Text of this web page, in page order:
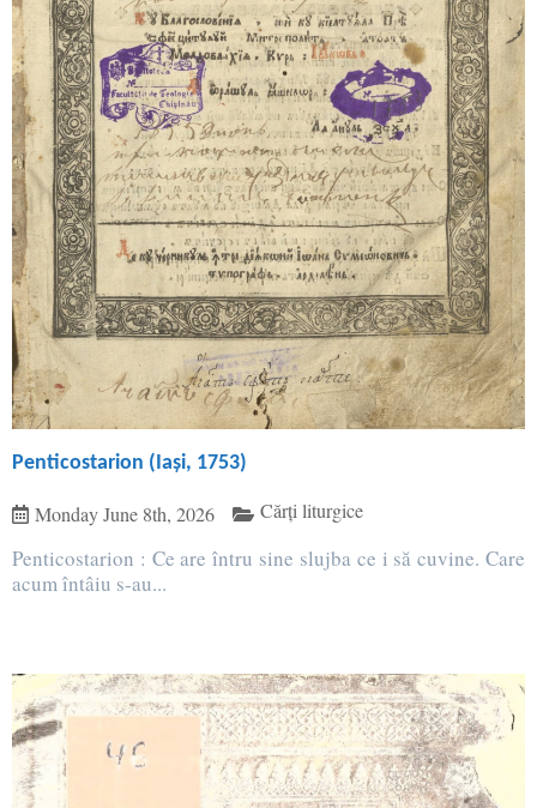
Penticostarion (Iași, 1753)
Monday June 8th, 2026 Cărți liturgice
Penticostarion : Ce are întru sine slujba ce i să cuvine. Care
acum întâiu s-au...